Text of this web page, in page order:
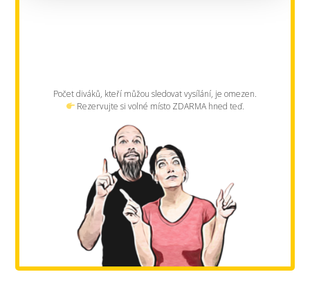
Počet diváků, kteří můžou sledovat vysílání, je omezen.
Rezervujte si volné místo ZDARMA hned teď.